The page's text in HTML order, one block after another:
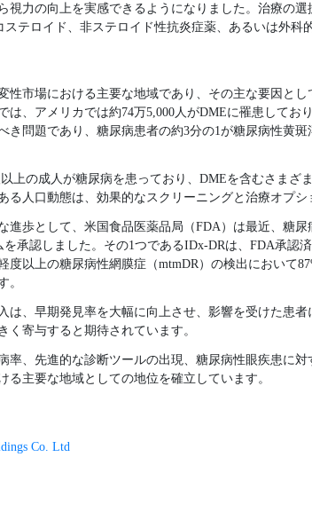
視力の向上を実感できるようになりました。治療の
テロイド、非ステロイド性抗炎症薬、あるいは外科
性市場における主要な地域であり、その主な要因と
は、アメリカでは約74万5,000人がDMEに罹患してお
き問題であり、糖尿病患者の約3分の1が糖尿病性黄
上の成人が糖尿病を患っており、DMEを含むさまざ
る人口動態は、効果的なスクリーニングと治療オプシ
進歩として、米国食品医薬品局（FDA）は最近、糖
承認しました。その1つであるIDx-DRは、FDA承認
度以上の糖尿病性網膜症（mtmDR）の検出において
。
は、早期発見率を大幅に向上させ、影響を受けた患
く寄与すると期待されています。
率、先進的な診断ツールの出現、糖尿病性眼疾患に
る主要な地域としての地位を確立しています。
Co. Ltd